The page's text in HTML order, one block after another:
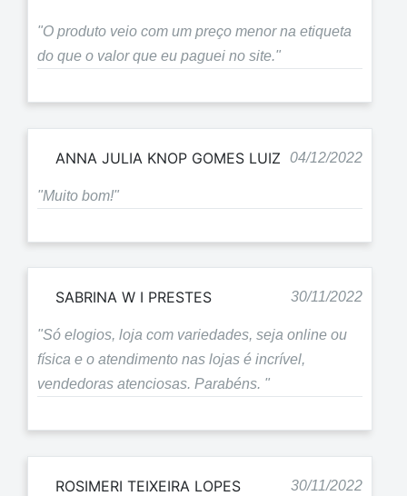
"O produto veio com um preço menor na etiqueta
do que o valor que eu paguei no site."
ANNA JULIA KNOP GOMES LUIZ 04/12/2022
"Muito bom!"
SABRINA W I PRESTES 30/11/2022
"Só elogios, loja com variedades, seja online ou
física e o atendimento nas lojas é incrível,
vendedoras atenciosas. Parabéns. "
ROSIMERI TEIXEIRA LOPES 30/11/2022